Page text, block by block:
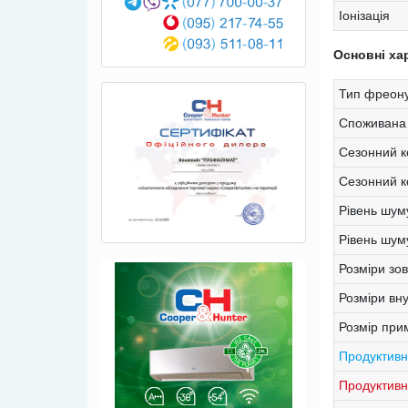
Іонізація
Основні
Тип
Споживана
Сезонний
Сезонний
Рівень
Рівень
Розміри
Розміри
Розмір